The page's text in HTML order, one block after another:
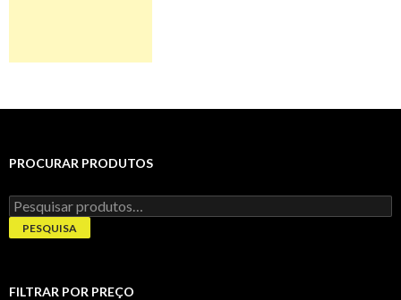
PROCURAR PRODUTOS
Pesquisar
por:
PESQUISA
FILTRAR POR PREÇO